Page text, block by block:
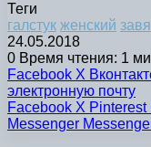
Теги
галстук женский
24.05.2018
0 Время чтения: 1
Facebook X
электронную почту
Facebook X Pinterest
Messenger